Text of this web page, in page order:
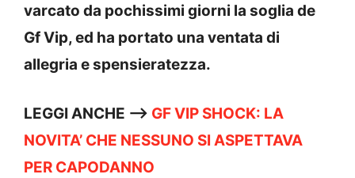
varcato da pochissimi giorni la soglia de
Gf Vip, ed ha portato una ventata di
allegria e spensieratezza.
LEGGI ANCHE —-> GF VIP SHOCK: LA
NOVITA’ CHE NESSUNO SI ASPETTAVA
PER CAPODANNO